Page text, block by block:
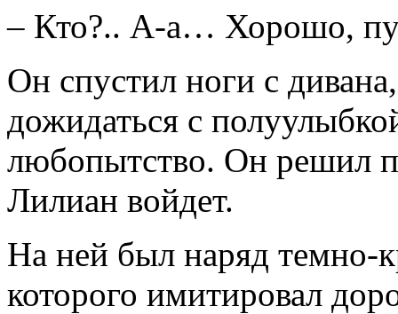
– Кто?.. А-а… Хорошо,
Он спустил ноги с
дожидаться с
любопытство. Он решил
Лилиан войдет.
На ней был наряд темно-
которого имитировал